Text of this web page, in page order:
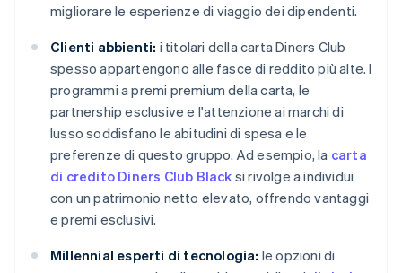
migliorare le esperienze di viaggio dei dipendenti.
Clienti abbienti: i titolari della carta Diners Club
spesso appartengono alle fasce di reddito più alte. I
programmi a premi premium della carta, le
partnership esclusive e l'attenzione ai marchi di
lusso soddisfano le abitudini di spesa e le
preferenze di questo gruppo. Ad esempio, la carta
di credito Diners Club Black si rivolge a individui
con un patrimonio netto elevato, offrendo vantaggi
e premi esclusivi.
Millennial esperti di tecnologia: le opzioni di